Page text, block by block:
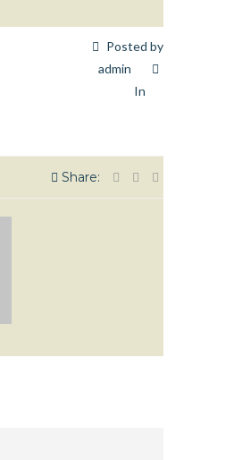
Posted by
admin
In
Share: